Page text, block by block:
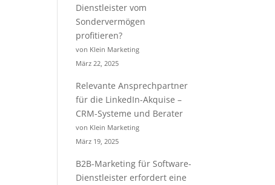
Dienstleister vom
Sondervermögen
profitieren?
von Klein Marketing
März 22, 2025
Relevante Ansprechpartner
für die LinkedIn-Akquise –
CRM-Systeme und Berater
von Klein Marketing
März 19, 2025
B2B-Marketing für Software-
Dienstleister erfordert eine